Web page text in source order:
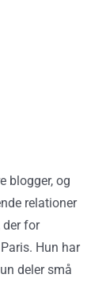
blogger, og
relationer
der for
Hun har
deler små